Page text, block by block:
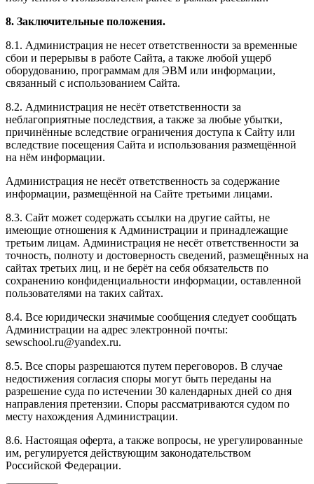
8. Заключительные положения.
8.1. Администрация не несет ответственности за временные
сбои и перерывы в работе Сайта, а также любой ущерб
оборудованию, программам для ЭВМ или информации,
связанный с использованием Сайта.
8.2. Администрация не несёт ответственности за
неблагоприятные последствия, а также за любые убытки,
причинённые вследствие ограничения доступа к Сайту или
вследствие посещения Сайта и использования размещённой
на нём информации.
Администрация не несёт ответственность за содержание
информации, размещённой на Сайте третьими лицами.
8.3. Сайт может содержать ссылки на другие сайты, не
имеющие отношения к Администрации и принадлежащие
третьим лицам. Администрация не несёт ответственности за
точность, полноту и достоверность сведений, размещённых на
сайтах третьих лиц, и не берёт на себя обязательств по
сохранению конфиденциальности информации, оставленной
пользователями на таких сайтах.
8.4. Все юридически значимые сообщения следует сообщать
Администрации на адрес электронной почты:
sewschool.ru@yandex.ru.
8.5. Все споры разрешаются путем переговоров. В случае
недостижения согласия споры могут быть переданы на
разрешение суда по истечении 30 календарных дней со дня
направления претензии. Споры рассматриваются судом по
месту нахождения Администрации.
8.6. Настоящая оферта, а также вопросы, не урегулированные
им, регулируется действующим законодательством
Российской Федерации.